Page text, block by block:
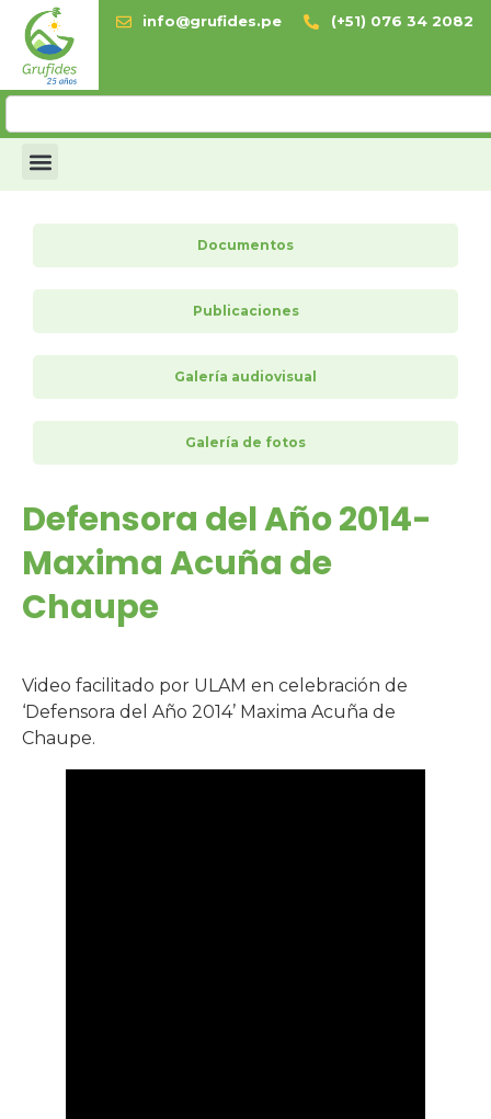
info@grufides.pe (+51) 076 34 2082
Documentos
Publicaciones
Galería audiovisual
Galería de fotos
Defensora del Año 2014-
Maxima Acuña de
Chaupe
Video facilitado por ULAM en celebración de
‘Defensora del Año 2014’ Maxima Acuña de
Chaupe.